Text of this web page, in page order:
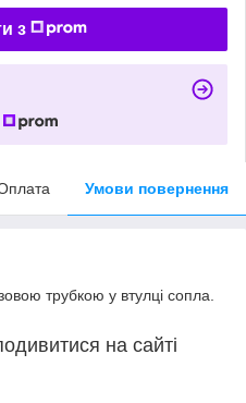
з
Умови повернення
трубкою у втулці сопла.
на сайті